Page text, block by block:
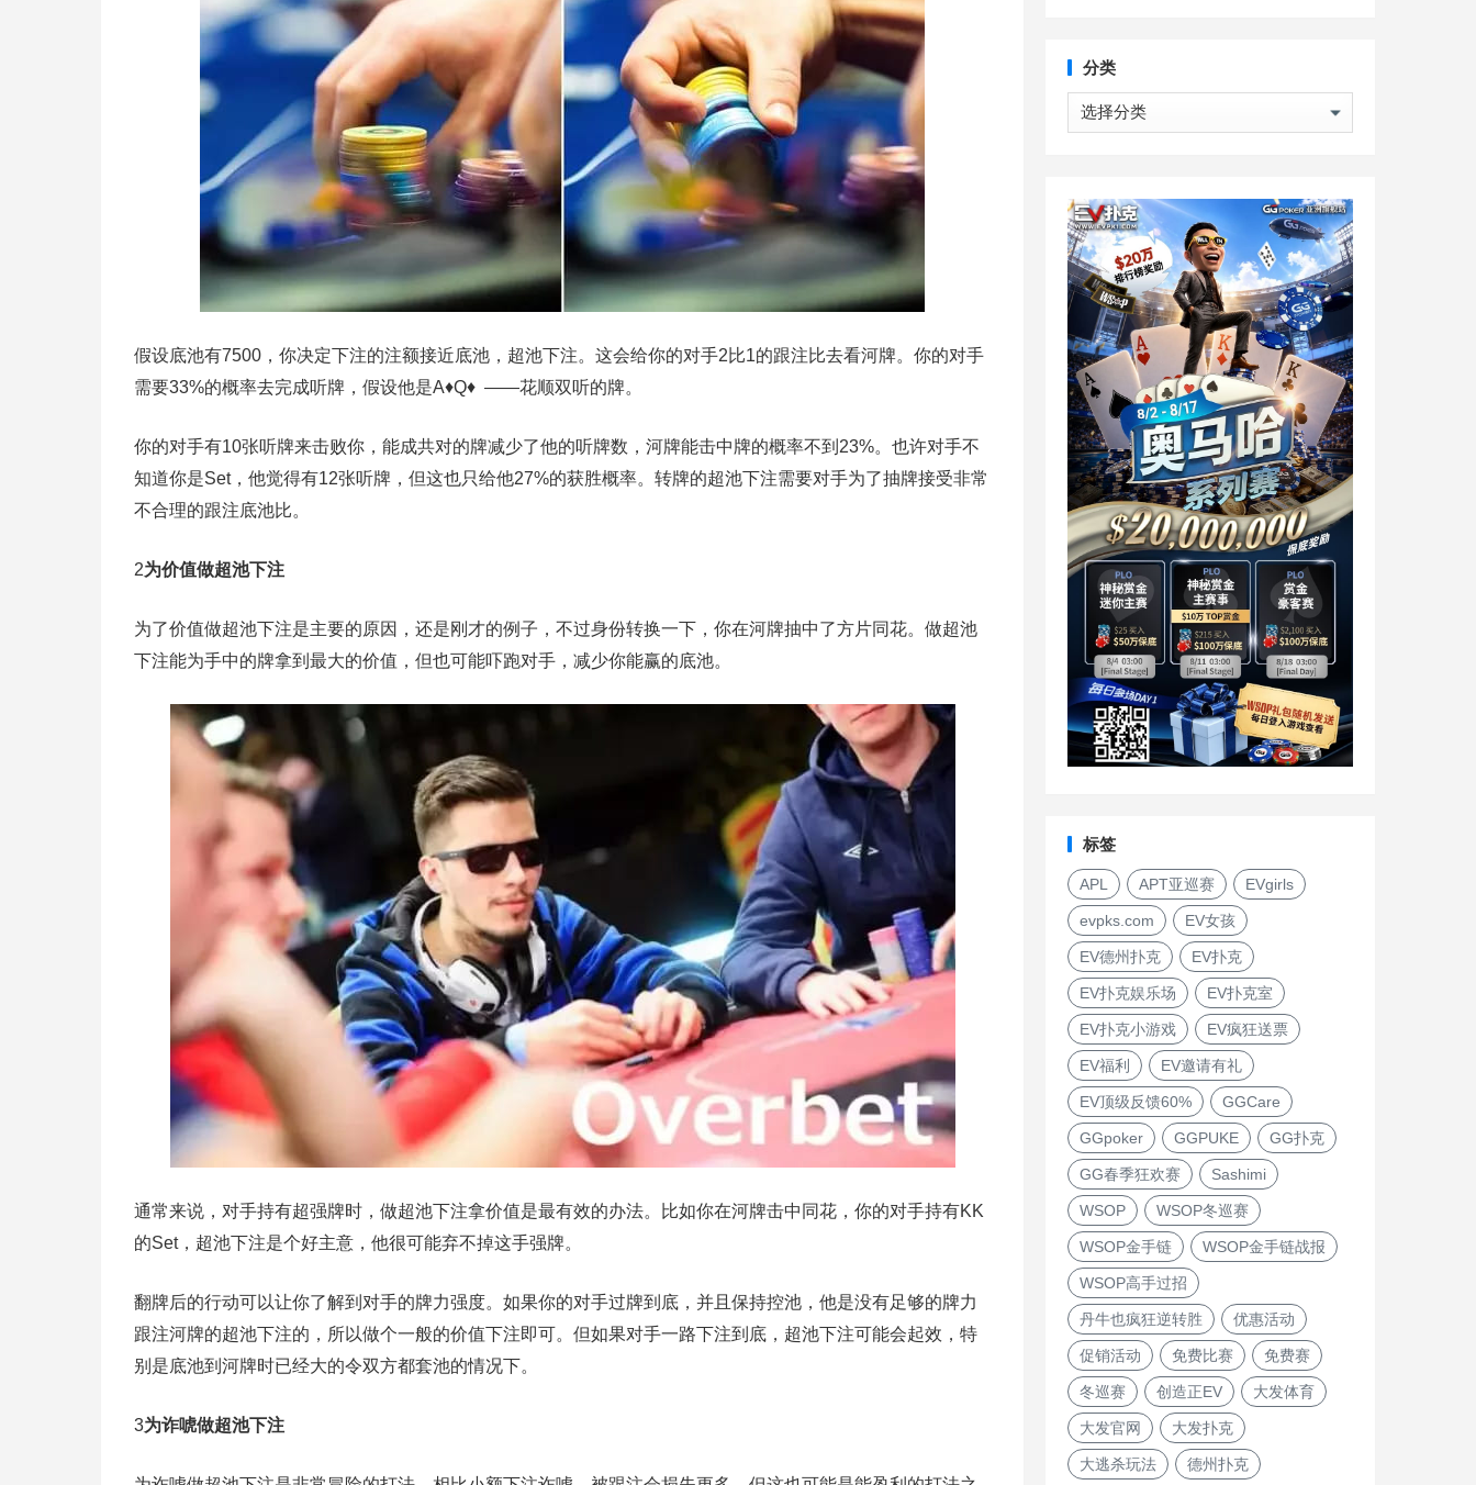
假设底池有7500，你决定下注的注额接近底池，超池下注。这会给你的对手2比1的跟注比去看河牌。你的对手
需要33%的概率去完成听牌，假设他是A♦Q♦ ——花顺双听的牌。
你的对手有10张听牌来击败你，能成共对的牌减少了他的听牌数，河牌能击中牌的概率不到23%。也许对手不
知道你是Set，他觉得有12张听牌，但这也只给他27%的获胜概率。转牌的超池下注需要对手为了抽牌接受非常
不合理的跟注底池比。
2为价值做超池下注
为了价值做超池下注是主要的原因，还是刚才的例子，不过身份转换一下，你在河牌抽中了方片同花。做超池
下注能为手中的牌拿到最大的价值，但也可能吓跑对手，减少你能赢的底池。
通常来说，对手持有超强牌时，做超池下注拿价值是最有效的办法。比如你在河牌击中同花，你的对手持有KK
的Set，超池下注是个好主意，他很可能弃不掉这手强牌。
翻牌后的行动可以让你了解到对手的牌力强度。如果你的对手过牌到底，并且保持控池，他是没有足够的牌力
跟注河牌的超池下注的，所以做个一般的价值下注即可。但如果对手一路下注到底，超池下注可能会起效，特
别是底池到河牌时已经大的令双方都套池的情况下。
3为诈唬做超池下注
分类
分
类
标签
APL APT亚巡赛 EVgirls
evpks.com EV女孩
EV德州扑克 EV扑克
EV扑克娱乐场 EV扑克室
EV扑克小游戏 EV疯狂送票
EV福利 EV邀请有礼
EV顶级反馈60% GGCare
GGpoker GGPUKE GG扑克
GG春季狂欢赛 Sashimi
WSOP WSOP冬巡赛
WSOP金手链 WSOP金手链战报
WSOP高手过招
丹牛也疯狂逆转胜 优惠活动
促销活动 免费比赛 免费赛
冬巡赛 创造正EV 大发体育
大发官网 大发扑克
大逃杀玩法 德州扑克